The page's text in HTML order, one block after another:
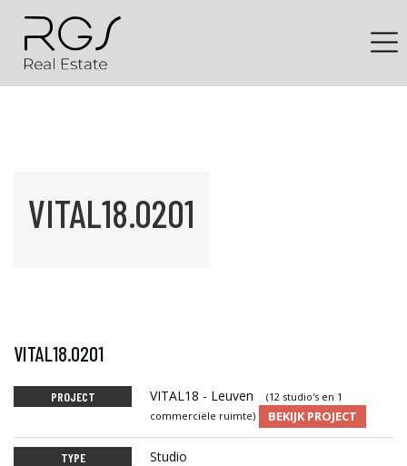
VITAL18.0201
VITAL18.0201
PROJECT VITAL18 - Leuven
(12 studio's en 1
commerciële ruimte)
BEKIJK PROJECT
TYPE Studio